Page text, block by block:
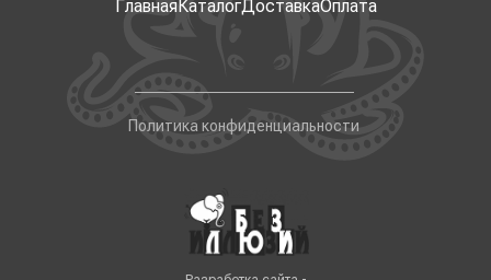
ГлавнаяКаталогДоставкаОплата
Политика конфиденциальности